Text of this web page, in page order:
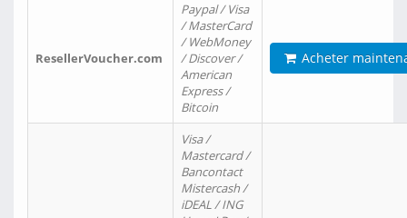
ResellerVoucher.com
Paypal / Visa
/ MasterCard
/ WebMoney
/ Discover /
American
Express /
Bitcoin
Acheter
Visa /
Mastercard /
Bancontact
Mistercash /
iDEAL / ING